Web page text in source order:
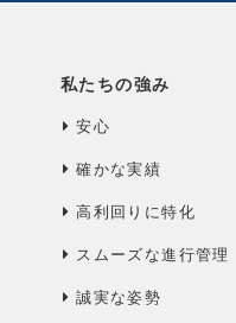
私たちの強み
安心
確かな実績
高利回りに特化
スムーズな進行管理
誠実な姿勢